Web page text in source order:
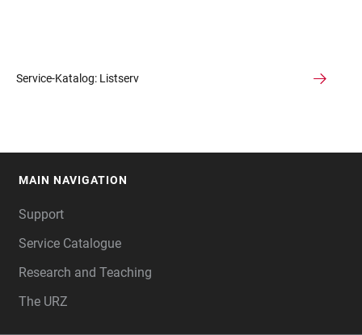
Service-Katalog: Listserv
MAIN NAVIGATION
Support
Service Catalogue
Research and Teaching
The URZ